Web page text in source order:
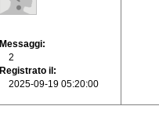
Messaggi
2
Registrato il
2025-09-19 05:20:00